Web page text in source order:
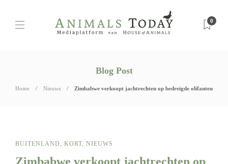
0
Blog Post
Home Nieuws Zimbabwe verkoopt jachtrechten op bedreigde olifanten
BUITENLAND, KORT, NIEUWS